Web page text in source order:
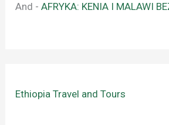
And -AFRYKA: KENIA I MALAWI
Ethiopia Travel and Tours